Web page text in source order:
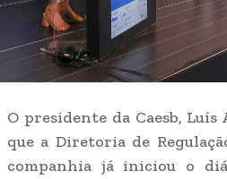
O presidente da Caesb,
que a Diretoria de
companhia já iniciou o